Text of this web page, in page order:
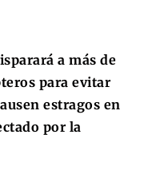
a más de
para evitar
estragos en
por la